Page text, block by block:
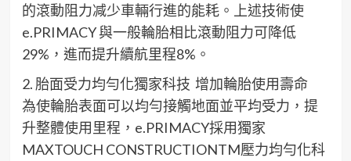
的滾動阻力减少車輛行進的能耗。 上述技術使
e.PRIMACY與一般輪胎相比滾動阻力可降低
29%， 進而提升續航里程8% 。
2. 胎面受力均勻化獨家科技 增加輪胎使用壽命
為使輪胎表面可以均勻接觸地面並平均受力 ，提
升整體使用里程 ， e.PRIMACY採用獨家
MAXTOUCH CONSTRUCTIONTM壓力均勻化科